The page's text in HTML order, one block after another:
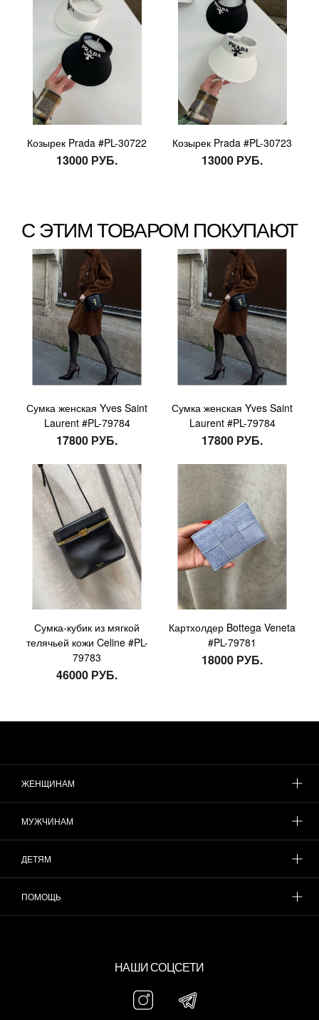
Козырек Prada #PL-30722
13000 РУБ.
Козырек Prada #PL-30723
13000 РУБ.
С ЭТИМ ТОВАРОМ ПОКУПАЮТ
Сумка женская Yves Saint
Laurent #PL-79784
17800 РУБ.
Сумка женская Yves Saint
Laurent #PL-79784
17800 РУБ.
Сумка-кубик из мягкой
телячьей кожи Celine #PL-
79783
46000 РУБ.
Картхолдер Bottega Veneta
#PL-79781
18000 РУБ.
ЖЕНЩИНАМ
МУЖЧИНАМ
ДЕТЯМ
ПОМОЩЬ
НАШИ СОЦСЕТИ